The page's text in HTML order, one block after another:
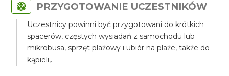
PRZYGOTOWANIE UCZESTNIKÓW
Uczestnicy powinni być przygotowani do krótkich
spacerów, częstych wysiadań z samochodu lub
mikrobusa, sprzęt plażowy i ubiór na plaże, także do
kąpieli,.